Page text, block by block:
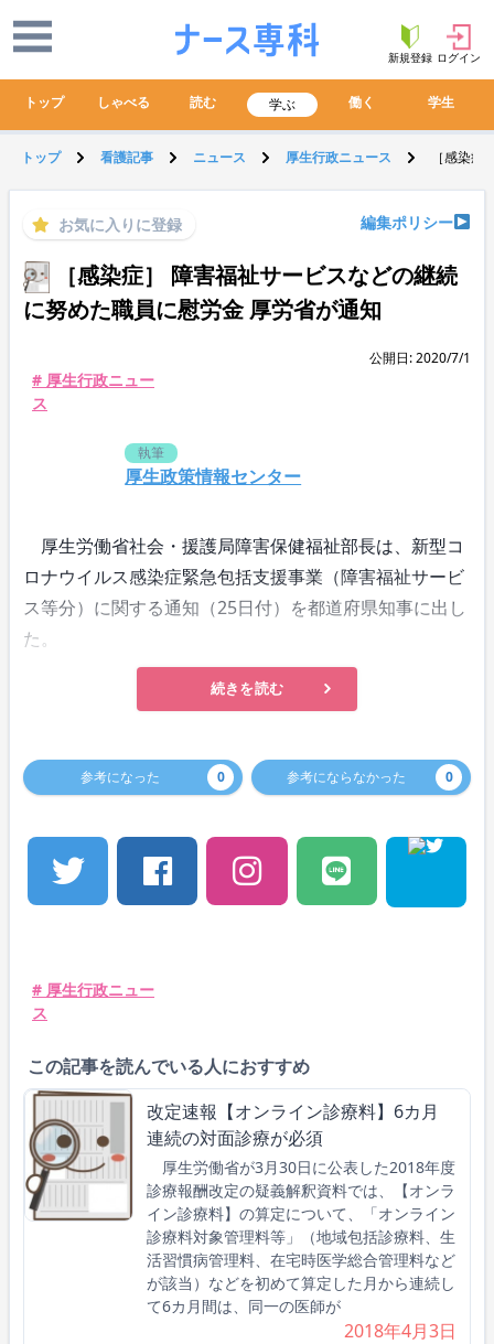
新規登録 ログイン
トップ しゃべる 読む 学ぶ 働く 学生
トップ 看護記事 ニュース 厚生行政ニュース ［感染
お気に入りに登録 編集ポリシー
［感染症］ 障害福祉サービスなどの継続
に努めた職員に慰労金 厚労省が通知
公開日: 2020/7/1
# 厚生行政ニュー
ス
執筆
厚生政策情報センター
厚生労働省社会・援護局障害保健福祉部長は、新型コ
ロナウイルス感染症緊急包括支援事業（障害福祉サービ
ス等分）に関する通知（25日付）を都道府県知事に出し
た。
続きを読む
参考になった 0 参考にならなかった 0
# 厚生行政ニュー
ス
この記事を読んでいる人におすすめ
改定速報【オンライン診療料】6カ月
連続の対面診療が必須
厚生労働省が3月30日に公表した2018年度
診療報酬改定の疑義解釈資料では、【オンラ
イン診療料】の算定について、「オンライン
診療料対象管理料等」（地域包括診療料、生
活習慣病管理料、在宅時医学総合管理料など
が該当）などを初めて算定した月から連続し
て6カ月間は、同一の医師が
2018年4月3日